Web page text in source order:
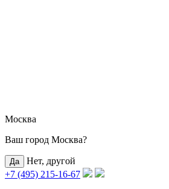
Москва
Ваш город Москва?
Нет, другой
+7 (495) 215-16-67